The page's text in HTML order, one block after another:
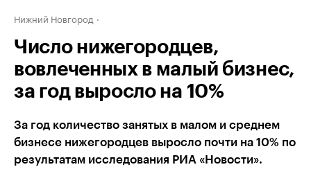
Нижний Новгород
Число нижегородцев,
вовлеченных в малый бизнес,
за год выросло на 10%
За год количество занятых в малом и среднем
бизнесе нижегородцев выросло почти на 10% по
результатам исследования РИА «Новости».